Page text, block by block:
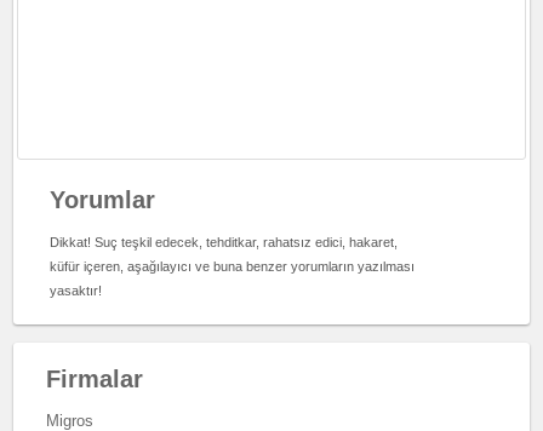
Yorumlar
Dikkat! Suç teşkil edecek, tehditkar, rahatsız edici, hakaret,
küfür içeren, aşağılayıcı ve buna benzer yorumların yazılması
yasaktır!
Firmalar
Migros